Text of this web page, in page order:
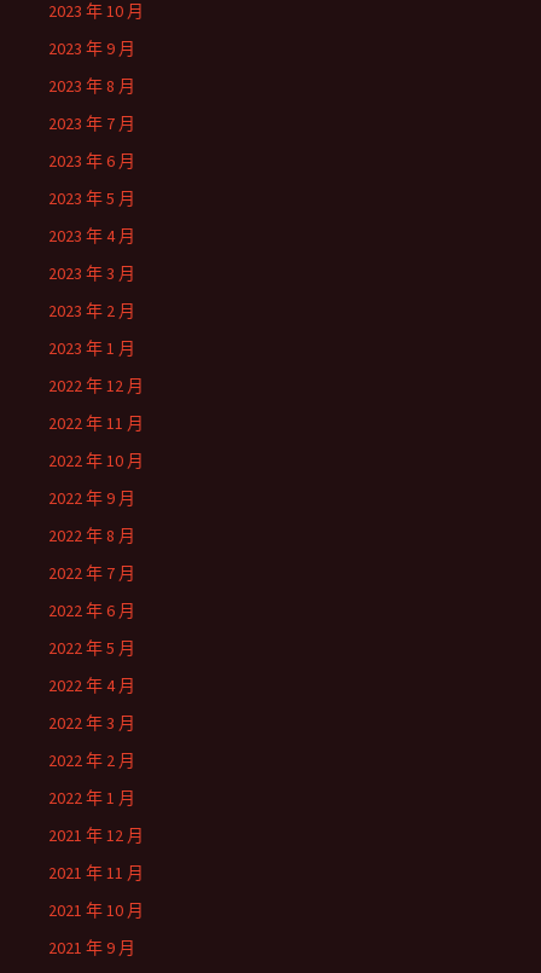
2023 年 10 月
2023 年 9 月
2023 年 8 月
2023 年 7 月
2023 年 6 月
2023 年 5 月
2023 年 4 月
2023 年 3 月
2023 年 2 月
2023 年 1 月
2022 年 12 月
2022 年 11 月
2022 年 10 月
2022 年 9 月
2022 年 8 月
2022 年 7 月
2022 年 6 月
2022 年 5 月
2022 年 4 月
2022 年 3 月
2022 年 2 月
2022 年 1 月
2021 年 12 月
2021 年 11 月
2021 年 10 月
2021 年 9 月